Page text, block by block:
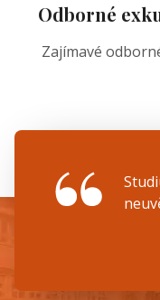
Odborné
Zajímavé